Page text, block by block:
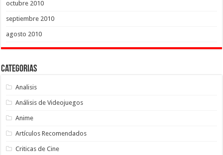
octubre 2010
septiembre 2010
agosto 2010
Categorias
Analisis
Análisis de Videojuegos
Anime
Artículos Recomendados
Criticas de Cine